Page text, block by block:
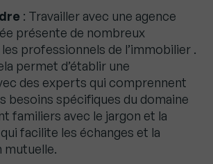
: Travailler avec une agence
présente de nombreux
professionnels de l’immobilier .
permet d’établir une
des experts qui comprennent
besoins spécifiques du domaine
familiers avec le jargon et la
facilite les échanges et la
mutuelle.